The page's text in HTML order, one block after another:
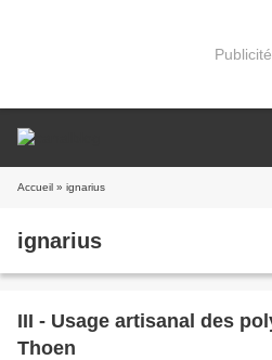
Publicité
Accueil » ignarius
ignarius
III - Usage artisanal des
Thoen